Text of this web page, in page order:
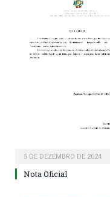
5 DE DEZEMBRO DE 2024
Nota Oficial